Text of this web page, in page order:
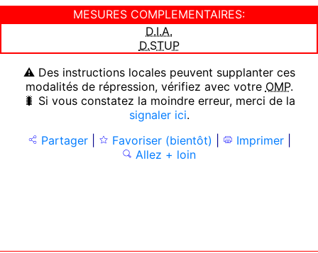
MESURES COMPLEMENTAIRES:
D.I.A.
D.STUP
⚠ Des instructions locales peuvent supplanter ces
modalités de répression, vérifiez avec votre OMP.
🐛 Si vous constatez la moindre erreur, merci de la
signaler ici.
Partager| Favoriser (bientôt) Imprimer|
Allez + loin